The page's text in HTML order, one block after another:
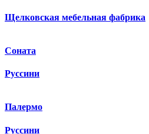
Щелковская мебельная фабрика
Соната
Руссини
Палермо
Руссини